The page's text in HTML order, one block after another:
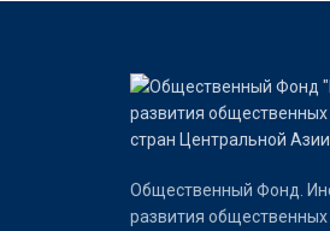
Общественный Фонд.
развития